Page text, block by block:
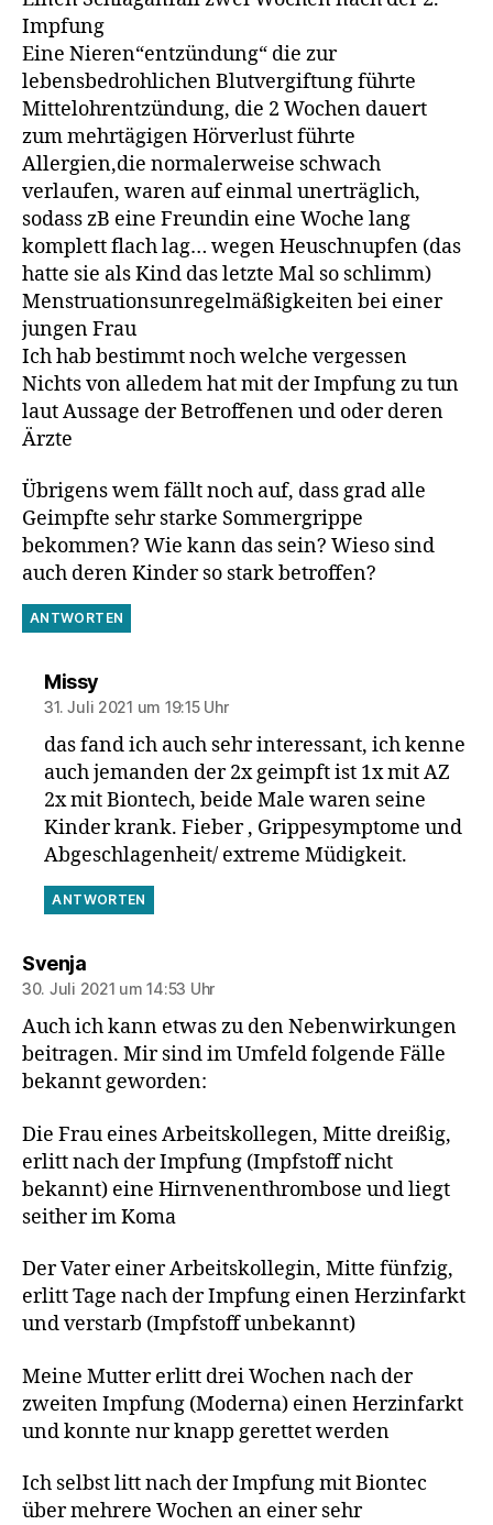
Impfung
Eine Nieren“entzündung“ die zur
lebensbedrohlichen Blutvergiftung führte
Mittelohrentzündung, die 2 Wochen dauert
zum mehrtägigen Hörverlust führte
Allergien,die normalerweise schwach
verlaufen, waren auf einmal unerträglich,
sodass zB eine Freundin eine Woche lang
komplett flach lag… wegen Heuschnupfen (das
hatte sie als Kind das letzte Mal so schlimm)
Menstruationsunregelmäßigkeiten bei einer
jungen Frau
Ich hab bestimmt noch welche vergessen
Nichts von alledem hat mit der Impfung zu tun
laut Aussage der Betroffenen und oder deren
Ärzte
Übrigens wem fällt noch auf, dass grad alle
Geimpfte sehr starke Sommergrippe
bekommen? Wie kann das sein? Wieso sind
auch deren Kinder so stark betroffen?
ANTWORTEN
Missysagt:
31. Juli 2021 um 19:15 Uhr
das fand ich auch sehr interessant, ich kenne
auch jemanden der 2x geimpft ist 1x mit AZ
2x mit Biontech, beide Male waren seine
Kinder krank. Fieber , Grippesymptome und
Abgeschlagenheit/ extreme Müdigkeit.
ANTWORTEN
Svenjasagt:
30. Juli 2021 um 14:53 Uhr
Auch ich kann etwas zu den Nebenwirkungen
beitragen. Mir sind im Umfeld folgende Fälle
bekannt geworden:
Die Frau eines Arbeitskollegen, Mitte dreißig,
erlitt nach der Impfung (Impfstoff nicht
bekannt) eine Hirnvenenthrombose und liegt
seither im Koma
Der Vater einer Arbeitskollegin, Mitte fünfzig,
erlitt Tage nach der Impfung einen Herzinfarkt
und verstarb (Impfstoff unbekannt)
Meine Mutter erlitt drei Wochen nach der
zweiten Impfung (Moderna) einen Herzinfarkt
und konnte nur knapp gerettet werden
Ich selbst litt nach der Impfung mit Biontec
über mehrere Wochen an einer sehr